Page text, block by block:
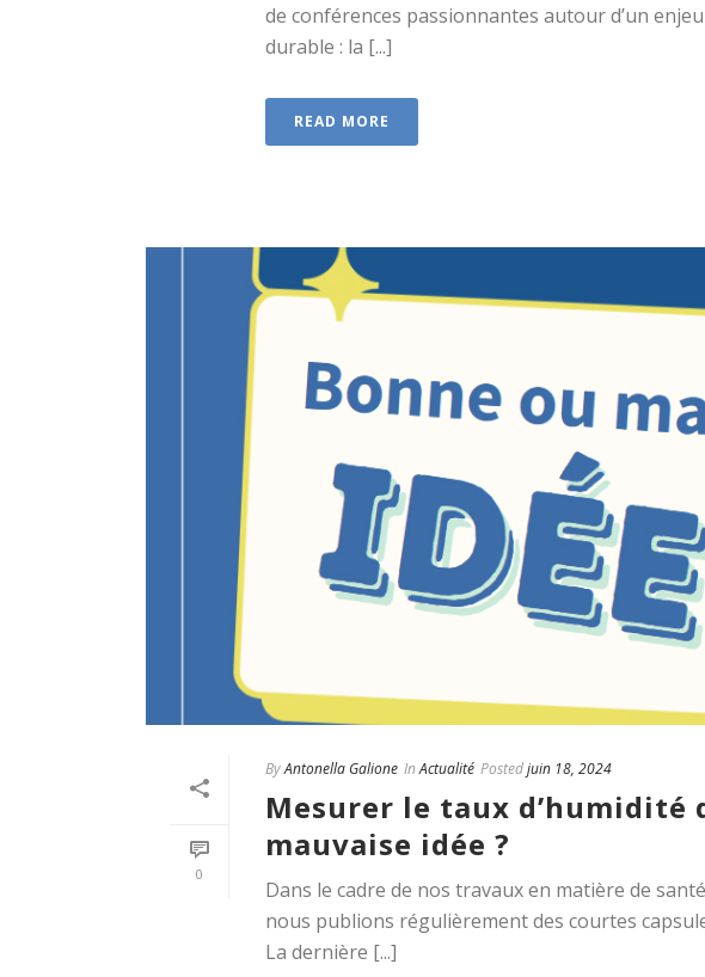
de conférences passionnantes autour d’un
durable : la [...]
READ MORE
0
ByAntonella Galione In Actualité Postedjuin 18, 2024
Mesurer le taux d’humidité
mauvaise idée ?
Dans le cadre de nos travaux en matière de
nous publions régulièrement des courtes
La dernière [...]